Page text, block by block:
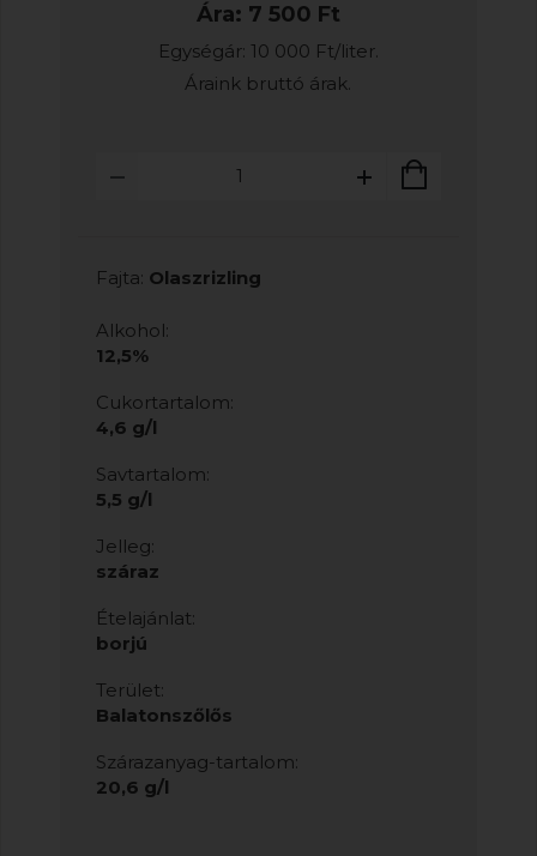
Ára: 7 500 Ft
Egységár: 10 000 Ft/liter.
Áraink bruttó árak.
Fajta: Olaszrizling
Alkohol:
12,5%
Cukortartalom:
4,6 g/l
Savtartalom:
5,5 g/l
Jelleg:
száraz
Ételajánlat:
borjú
Terület:
Balatonszőlős
Szárazanyag-tartalom:
20,6 g/l